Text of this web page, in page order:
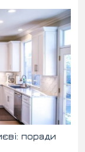
поради